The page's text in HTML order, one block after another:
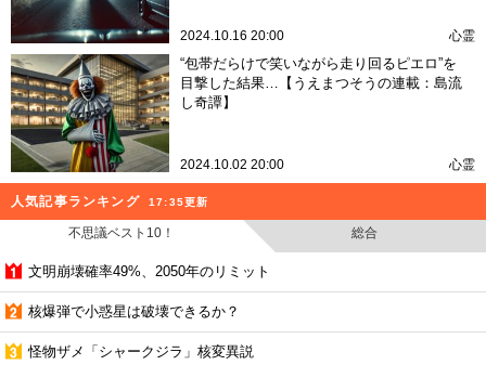
2024.10.16 20:00 心霊
“包帯だらけで笑いながら走り回るピエロ”を
目撃した結果…【うえまつそうの連載：島流
し奇譚】
2024.10.02 20:00 心霊
人気記事ランキング 17:35更新
不思議ベスト10！ 総合
文明崩壊確率49%、2050年のリミット
核爆弾で小惑星は破壊できるか？
怪物ザメ「シャークジラ」核変異説